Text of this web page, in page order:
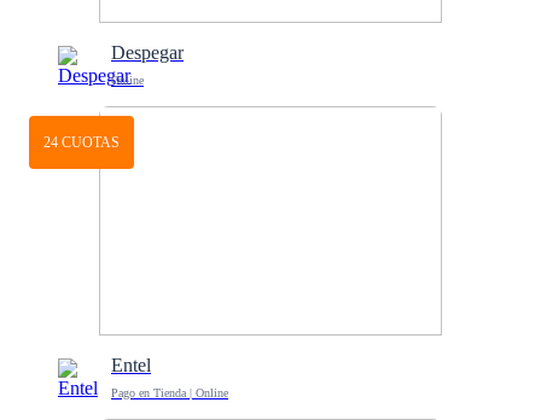
Despegar
Online
24 CUOTAS
Entel
Pago en Tienda | Online